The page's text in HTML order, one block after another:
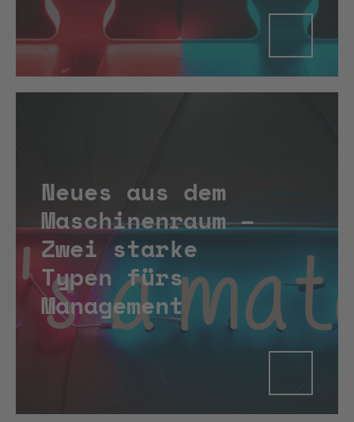
Neues aus dem
Maschinenraum –
Zwei starke
Typen fürs
Management